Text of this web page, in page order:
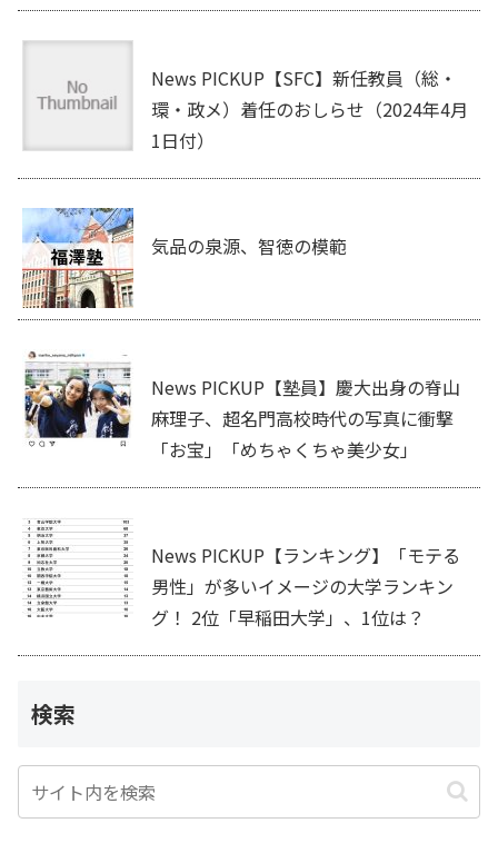
News PICKUP【SFC】新任教員（総・
環・政メ）着任のおしらせ（2024年4月
1日付）
気品の泉源、智徳の模範
News PICKUP【塾員】慶大出身の脊山
麻理子、超名門高校時代の写真に衝撃
「お宝」「めちゃくちゃ美少女」
News PICKUP【ランキング】「モテる
男性」が多いイメージの大学ランキン
グ！ 2位「早稲田大学」、1位は？
検索